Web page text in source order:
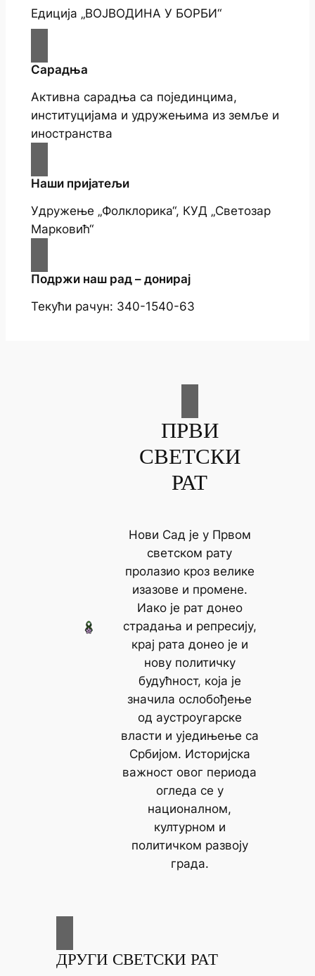
Едиција „ВОЈВОДИНА У БОРБИ“
Сарадња
Активна сарадња са појединцима,
институцијама и удружењима из земље и
иностранства
Наши пријатељи
Удружење „Фолклорика“, КУД „Светозар
Марковић“
Подржи наш рад – донирај
Текући рачун: 340-1540-63
ПРВИ
СВЕТСКИ
РАТ
Нови Сад је у Првом
светском рату
пролазио кроз велике
изазове и промене.
Иако је рат донео
страдања и репресију,
крај рата донео је и
нову политичку
будућност, која је
значила ослобођење
од аустроугарске
власти и уједињење са
Србијом. Историјска
важност овог периода
огледа се у
националном,
културном и
политичком развоју
града.
ДРУГИ СВЕТСКИ РАТ